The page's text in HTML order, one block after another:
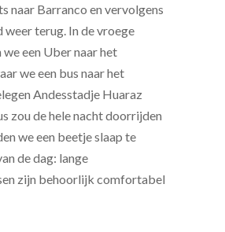
naar Barranco en vervolgens
weer terug. In de vroege
we een Uber naar het
we een bus naar het
Andesstadje Huaraz
zou de hele nacht doorrijden
we een beetje slaap te
de dag: lange
zijn behoorlijk comfortabel